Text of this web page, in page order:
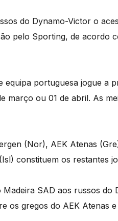
do Dynamo-Victor o
pelo Sporting, de acordo
portuguesa jogue a
março ou 01 de abril. As
(Nor), AEK Atenas
constituem os restantes
SAD aos russos do
os gregos do AEK Atenas